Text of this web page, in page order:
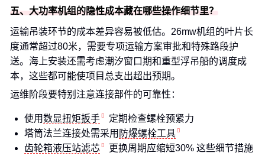
五、大功率机组的隐性成本藏在哪些操作细节里？
运输吊装环节的成本差异容易被低估。26mw机组的叶片长
度通常超过80米，需要专项运输方案审批和特殊路段护
送。海上安装还需考虑潮汐窗口期和重型浮吊船的调度成
本，这些都可能使项目总支出超出预期。
运维阶段要特别注意连接部件的可靠性：
使用数显扭矩扳手
定期检查螺栓预紧力
塔筒法兰连接处需采用 防爆螺栓工具
齿轮箱液压站滤芯
更换周期应缩短30% 这些细节措施